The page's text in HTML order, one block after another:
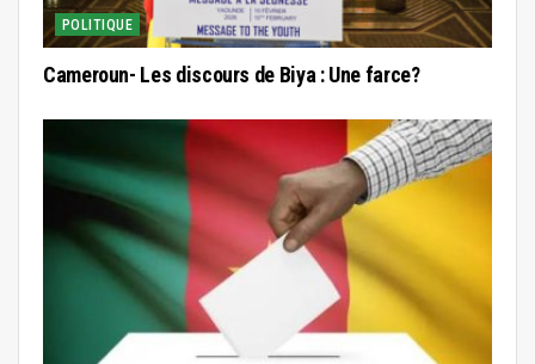
POLITIQUE
Cameroun- Les discours de Biya : Une farce?